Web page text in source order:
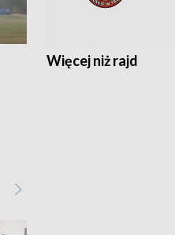
Więcej niż rajd